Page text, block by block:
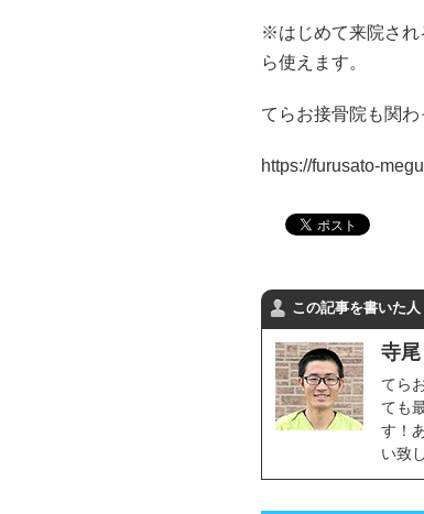
※はじめて来院され
ら使えます。
てらお接骨院も関
https://furusato-
この記事を書いた人
寺尾
てら
ても
す！
い致